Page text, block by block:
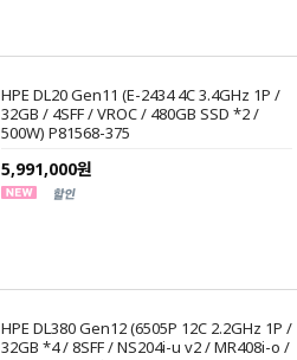
HPE DL20 Gen11 (E-2434 4C 3.4GHz 1P /
32GB / 4SFF / VROC / 480GB SSD *2 /
500W) P81568-375
5,991,000원
HPE DL380 Gen12 (6505P 12C 2.2GHz 1P /
32GB *4 / 8SFF / NS204i-u v2 / MR408i-o /